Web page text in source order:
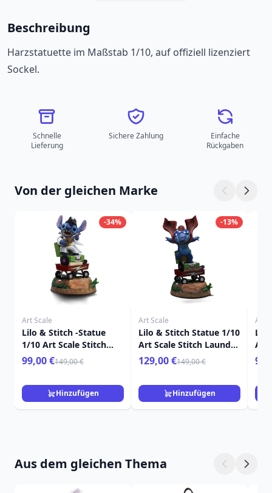
Beschreibung
Harzstatuette im Maßstab 1/10, auf offiziell lizenziert
Sockel.
Schnelle
Lieferung
Sichere Zahlung
Einfache
Rückgaben
Von der gleichen Marke
-34%
Art Scale
Lilo & Stitch -Statue
1/10 Art Scale Stitch
King of Rock 17 cm
99,00 €149,00 €
Hinzufügen
-13%
Art Scale
Lilo & Stitch Statue 1/10
Art Scale Stitch Laundry
19 cm
129,00 €149,00 €
Hinzufügen
Art
Art
cm
Aus dem gleichen Thema